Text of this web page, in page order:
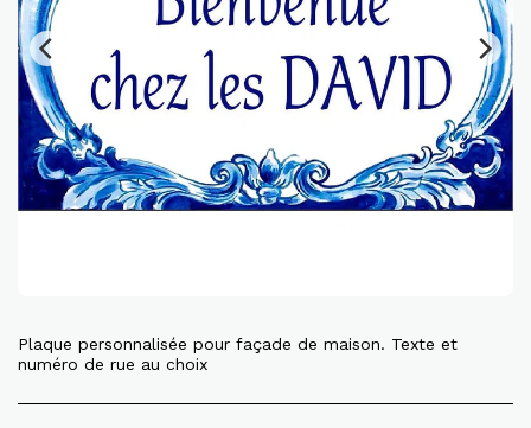
Plaque personnalisée pour façade de maison. Texte et
numéro de rue au choix